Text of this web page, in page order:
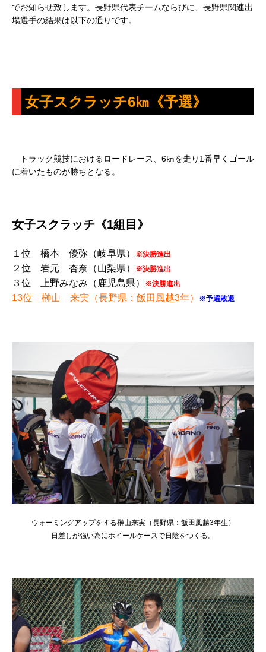
でお知らせ致します。長野県代表チームならびに、長野県関連出
場選手の結果は以下の通りです。
女子スクラッチ6㎞《予選》
トラック競技におけるロードレース、6㎞を走り1番早くゴール
に着いたものが勝ちとなる。
女子スクラッチ《1組目》
１位 橋本 優弥（岐阜県） ※決勝進出
２位 岩元 杏奈（山梨県） ※決勝進出
３位 上野みなみ（鹿児島県） ※決勝進出
13位 榊山 来実（長野県：飯田風越3年） ※予選敗退
ウォーミングアップをする榊山来実（長野県：飯田風越3年生）
日差しが強い為にホイールケースで日陰をつくる。